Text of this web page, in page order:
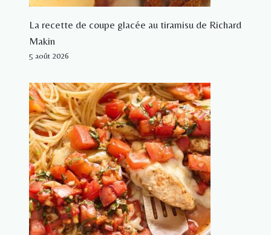
La recette de coupe glacée au tiramisu de Richard
Makin
5 août 2026